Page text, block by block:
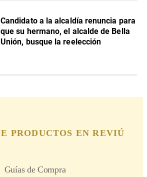
Candidato a la alcaldía renuncia para
que su hermano, el alcalde de Bella
Unión, busque la reelección